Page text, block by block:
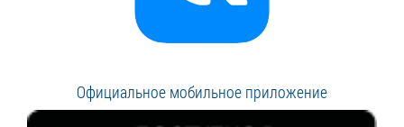
Официальное мобильное приложение